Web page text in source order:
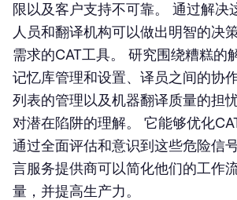
限以及客户支持不可靠。 通过解决
人员和翻译机构可以做出明智的决
需求的CAT工具。 研究围绕糟糕的
记忆库管理和设置、译员之间的协
列表的管理以及机器翻译质量的担
对潜在陷阱的理解。 它能够优化
通过全面评估和意识到这些危险信
言服务提供商可以简化他们的工作
量，并提高生产力。